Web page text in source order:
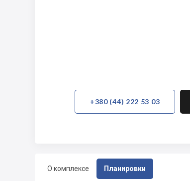
О комплексе Планировки
+380 (44) 222 53 03